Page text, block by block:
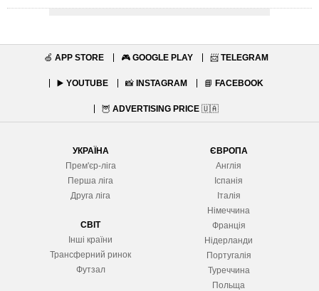
🍏 APP STORE 🎮 GOOGLE PLAY 📨 TELEGRAM
▶️ YOUTUBE 📸 INSTAGRAM 📘 FACEBOOK
🦉 ADVERTISING PRICE 🇺🇦
УКРАЇНА
Прем'єр-ліга
Перша ліга
Друга ліга
СВІТ
Інші країни
Трансферний ринок
Футзал
ЄВРОПА
Англія
Іспанія
Італія
Німеччина
Франція
Нідерланди
Португалія
Туреччина
Польща